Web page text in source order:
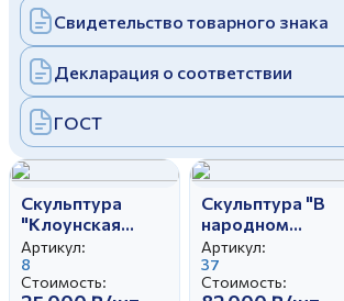
Свидетельство товарного знака
Декларация о соответствии
ГОСТ
Скульптура
"Клоунская
миниатюра"
автор Чечулина
Г.Д.
Артикул:
8
Стоимость:
Скульптура "В
народном
театре" автор
Бржезицкая А.Д.
Артикул:
37
Стоимость: